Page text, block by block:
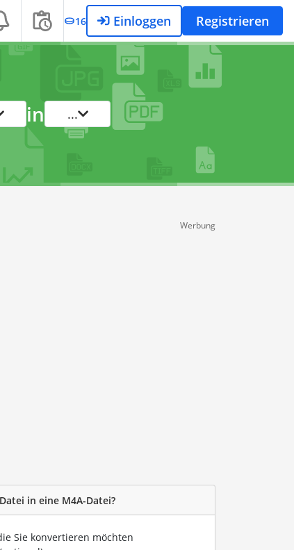
16 Einloggen Registrieren
in ...
Werbung
in eine M4A-Datei?
Sie konvertieren möchten